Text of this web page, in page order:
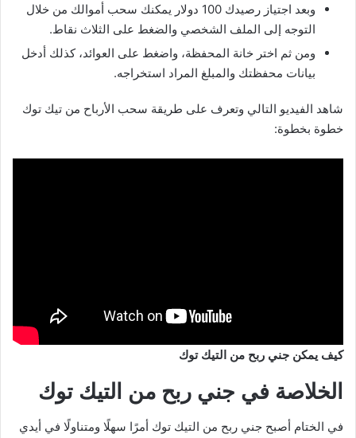
وبعد اجتياز رصيدك 100 دولار يمكنك سحب أموالك من خلال
التوجه إلى الملف الشخصي والضغط على الثلاث نقاط.
ومن ثم اختر خانة المحفظة، واضغط على العوائد، كذلك أدخل
بيانات محفظتك والمبلغ المراد استخراجه.
شاهد الفيديو التالي وتعرف على طريقة سحب الأرباح من تيك توك
خطوة بخطوة:
كيف يمكن جني ربح من التيك توك
الخلاصة في جني ربح من التيك توك
في الختام أصبح جني ربح من التيك توك أمرًا سهلًا ومتناولًا في أيدي